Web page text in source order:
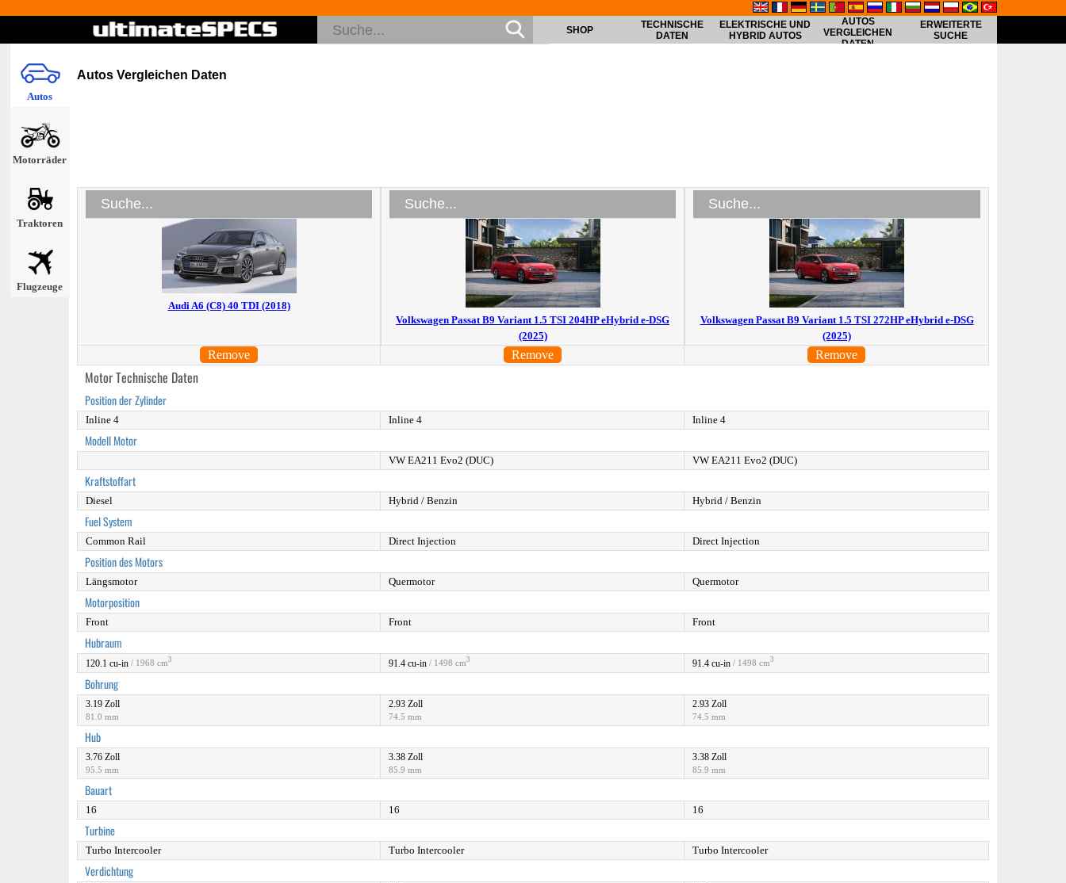
Autos
Motorräder
Traktoren
Flugzeuge
SHOP
TECHNISCHE
DATEN
ELEKTRISCHE UND
HYBRID AUTOS
AUTOS
VERGLEICHEN
DATEN
ERWEITERTE
SUCHE
Autos Vergleichen Daten
Audi A6 (C8) 40 TDI (2018)
Volkswagen Passat B9 Variant 1.5 TSI 204HP eHybrid e-DSG
(2025)
Volkswagen Passat B9 Variant 1.5 TSI 272HP eHybrid e-DSG
(2025)
Remove Remove Remove
Motor Technische Daten
Position der Zylinder
Inline 4 Inline 4 Inline 4
Modell Motor
VW EA211 Evo2 (DUC) VW EA211 Evo2 (DUC)
Kraftstoffart
Diesel Hybrid / Benzin Hybrid / Benzin
Fuel System
Common Rail Direct Injection Direct Injection
Position des Motors
Längsmotor Quermotor Quermotor
Motorposition
Front Front Front
Hubraum
120.1 cu-in / 1968 cm3 91.4 cu-in / 1498 cm3 91.4 cu-in / 1498 cm3
Bohrung
3.19 Zoll
81.0 mm
2.93 Zoll
74.5 mm
2.93 Zoll
74.5 mm
Hub
3.76 Zoll
95.5 mm
3.38 Zoll
85.9 mm
3.38 Zoll
85.9 mm
Bauart
16 16 16
Turbine
Turbo Intercooler Turbo Intercooler Turbo Intercooler
Verdichtung